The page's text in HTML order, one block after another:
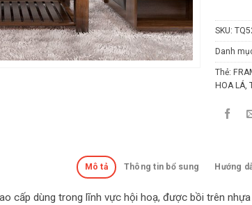
SKU:
Danh
Thẻ:
HOA LÁ,
Mô tả Thông tin bổ sung Hướng
cấp dùng trong lĩnh vực hội hoạ, được bồi trên